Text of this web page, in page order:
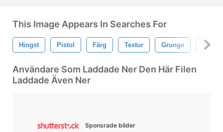
This Image Appears In Searches For
Hingst Pistol Färg Textur Grunge
Användare Som Laddade Ner Den Här Filen
Laddade Även Ner
Sponsrade bilder